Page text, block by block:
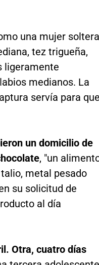
una mujer soltera
tez trigueña,
ligeramente
medianos. La
servía para
un domicilio de
, "un
metal pesado
su solicitud de
al día
Otra, cuatro días